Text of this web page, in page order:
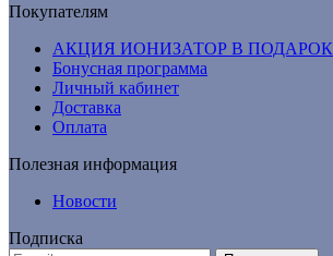
Покупателям
АКЦИЯ ИОНИЗАТОР В ПОДАРОК
Бонусная программа
Личный кабинет
Доставка
Оплата
Полезная информация
Новости
Подписка